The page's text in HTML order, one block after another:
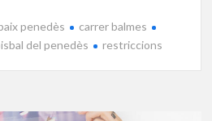
penedès
carrer balmes
del penedès restriccions